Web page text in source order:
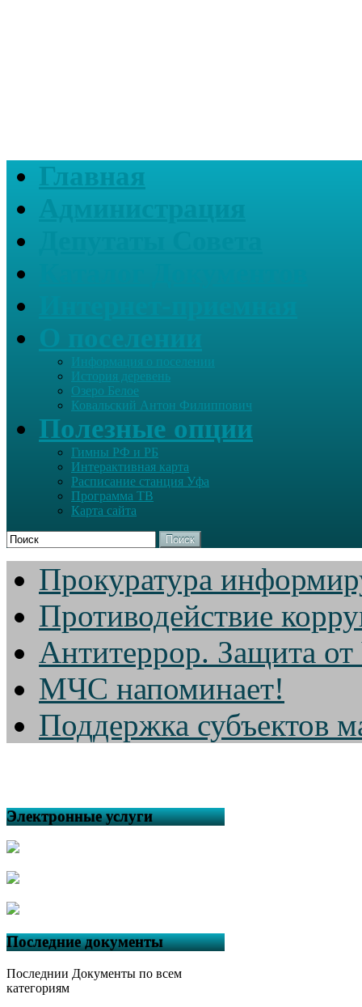
Главная
Информация о поселении
История деревень
Озеро Белое
Ковальский Антон Филиппович
Полезные опции
Гимны РФ и РБ
Интерактивная карта
Расписание станция Уфа
Программа ТВ
Карта сайта
Поиск
Прокуратура
Противодействие
Антитеррор. Защита
МЧС напоминает!
Поддержка субъектов
Электронные услуги
Последние документы
Последнии Документы по всем
категориям